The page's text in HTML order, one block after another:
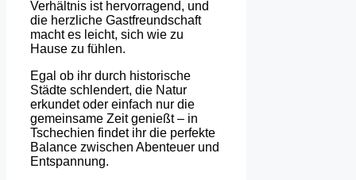
Verhältnis ist hervorragend, und
die herzliche Gastfreundschaft
macht es leicht, sich wie zu
Hause zu fühlen.
Egal ob ihr durch historische
Städte schlendert, die Natur
erkundet oder einfach nur die
gemeinsame Zeit genießt – in
Tschechien findet ihr die perfekte
Balance zwischen Abenteuer und
Entspannung.